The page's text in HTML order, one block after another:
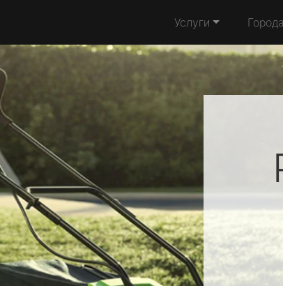
Услуги Города